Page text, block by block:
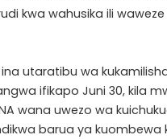
kwa wahusika ili
ina utaratibu wa
ifikapo Juni 30, kila
wana uwezo wa
barua ya kuombewa